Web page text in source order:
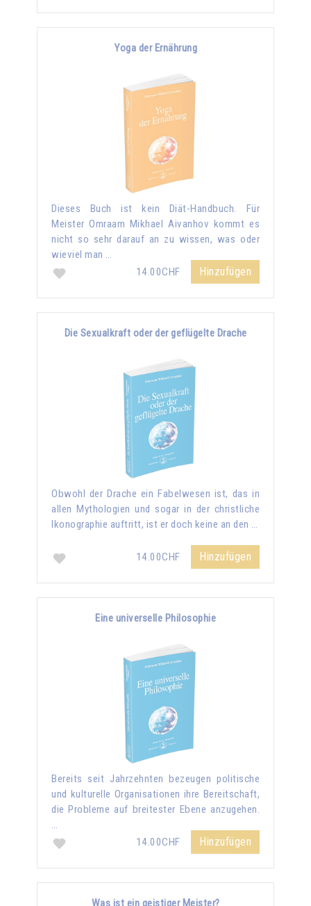
Yoga der Ernährung
Dieses Buch ist kein Diät-Handbuch. Für
Meister Omraam Mikhael Aivanhov kommt es
nicht so sehr darauf an zu wissen, was oder
wieviel man …
14.00CHF
Hinzufügen
Die Sexualkraft oder der geflügelte Drache
Obwohl der Drache ein Fabelwesen ist, das in
allen Mythologien und sogar in der christliche
Ikonographie auftritt, ist er doch keine an den …
14.00CHF Hinzufügen
Eine universelle Philosophie
Bereits seit Jahrzehnten bezeugen politische
und kulturelle Organisationen ihre Bereitschaft,
die Probleme auf breitester Ebene anzugehen.
…
14.00CHF
Hinzufügen
Was ist ein geistiger Meister?